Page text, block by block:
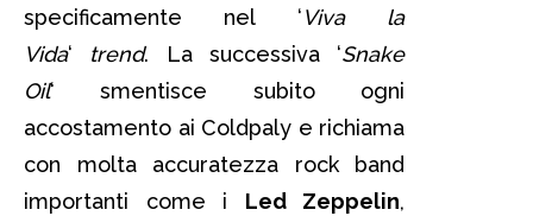
specificamente nel ‘Viva la
Vida‘ trend. La successiva ‘Snake
Oil‘ smentisce subito ogni
accostamento ai Coldpaly e richiama
con molta accuratezza rock band
importanti come i Led Zeppelin,